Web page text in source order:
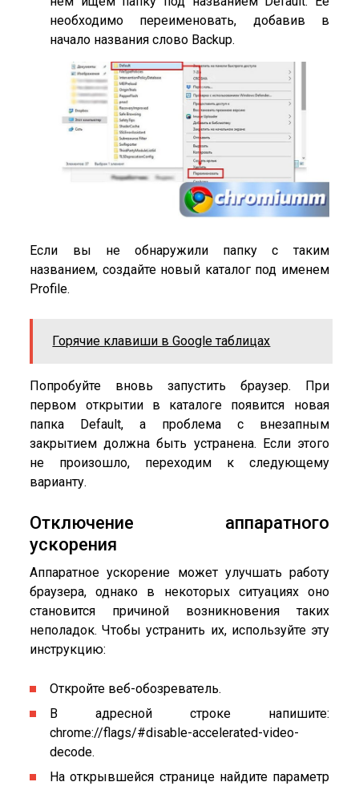
необходимо переименовать, добавив в
начало названия слово Backup.
Если вы не обнаружили папку с таким
названием, создайте новый каталог под именем
Profile.
Горячие клавиши в Google таблицах
Попробуйте вновь запустить браузер. При
первом открытии в каталоге появится новая
папка Default, а проблема с внезапным
закрытием должна быть устранена. Если этого
не произошло, переходим к следующему
варианту.
Отключение аппаратного
ускорения
Аппаратное ускорение может улучшать работу
браузера, однако в некоторых ситуациях оно
становится причиной возникновения таких
неполадок. Чтобы устранить их, используйте эту
инструкцию:
Откройте веб-обозреватель.
В адресной строке напишите:
chrome://flags/#disable-accelerated-video-
decode.
На открывшейся странице найдите параметр